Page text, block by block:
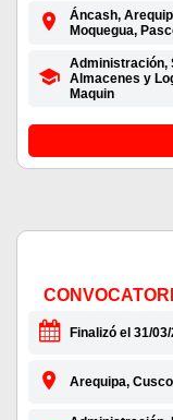
Áncash,
Moquegua,
Administración,
Almacenes y
Maquin
Finalizó el 31/
Arequipa,